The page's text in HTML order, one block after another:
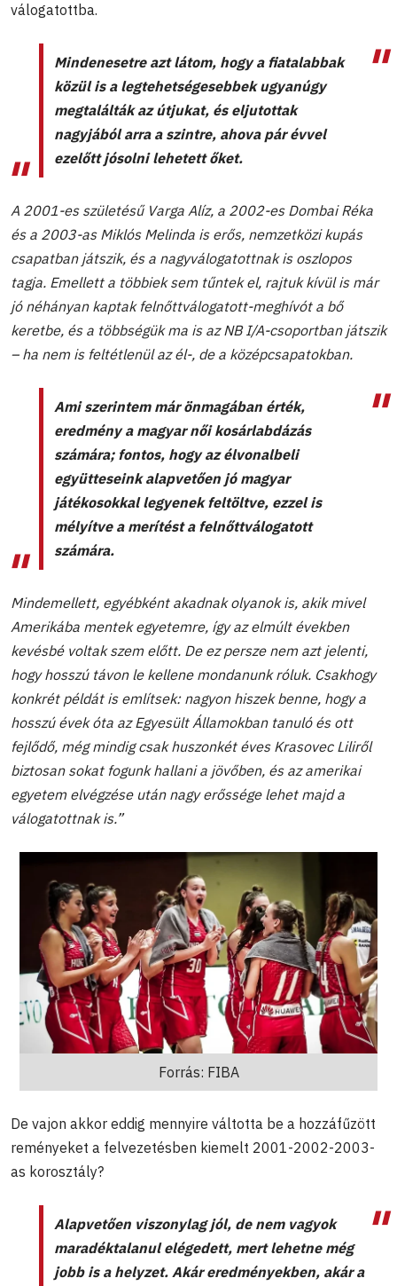
válogatottba.
Mindenesetre azt látom, hogy a fiatalabbak
közül is a legtehetségesebbek ugyanúgy
megtalálták az útjukat, és eljutottak
nagyjából arra a szintre, ahova pár évvel
ezelőtt jósolni lehetett őket.
A 2001-es születésű Varga Alíz, a 2002-es Dombai Réka
és a 2003-as Miklós Melinda is erős, nemzetközi kupás
csapatban játszik, és a nagyválogatottnak is oszlopos
tagja. Emellett a többiek sem tűntek el, rajtuk kívül is már
jó néhányan kaptak felnőttválogatott-meghívót a bő
keretbe, és a többségük ma is az NB I/A-csoportban játszik
– ha nem is feltétlenül az él-, de a középcsapatokban.
Ami szerintem már önmagában érték,
eredmény a magyar női kosárlabdázás
számára; fontos, hogy az élvonalbeli
együtteseink alapvetően jó magyar
játékosokkal legyenek feltöltve, ezzel is
mélyítve a merítést a felnőttválogatott
számára.
Mindemellett, egyébként akadnak olyanok is, akik mivel
Amerikába mentek egyetemre, így az elmúlt években
kevésbé voltak szem előtt. De ez persze nem azt jelenti,
hogy hosszú távon le kellene mondanunk róluk. Csakhogy
konkrét példát is említsek: nagyon hiszek benne, hogy a
hosszú évek óta az Egyesült Államokban tanuló és ott
fejlődő, még mindig csak huszonkét éves Krasovec Liliről
biztosan sokat fogunk hallani a jövőben, és az amerikai
egyetem elvégzése után nagy erőssége lehet majd a
válogatottnak is.”
Forrás: FIBA
De vajon akkor eddig mennyire váltotta be a hozzáfűzött
reményeket a felvezetésben kiemelt 2001-2002-2003-
as korosztály?
Alapvetően viszonylag jól, de nem vagyok
maradéktalanul elégedett, mert lehetne még
jobb is a helyzet. Akár eredményekben, akár a